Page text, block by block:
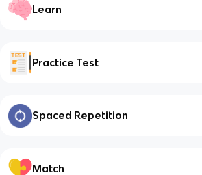
Learn
Practice Test
Spaced Repetition
Match